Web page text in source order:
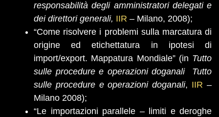
responsabilità degli amministratori delegati e
dei direttori generali, IIR – Milano, 2008);
“Come risolvere i problemi sulla marcatura di
origine ed etichettatura in ipotesi di
import/export. Mappatura Mondiale” (in Tutto
sulle procedure e operazioni doganali
Tutto
sulle procedure e operazioni doganali, IIR –
Milano 2008);
“Le importazioni parallele – limiti e deroghe